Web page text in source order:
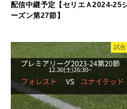
配信中継予定【セリエＡ2024-25
ーズン第27節】
試合